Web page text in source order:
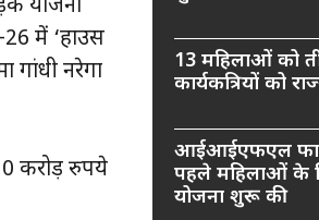
योजना
26 में ‘हाउस
गांधी नरेगा
करोड़ रुपये
13 महिलाओं को
कार्यकत्रियों को
आईआईएफएल
पहले महिलाओं के
योजना शुरू की